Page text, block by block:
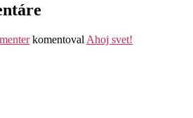
komentoval Ahoj svet!